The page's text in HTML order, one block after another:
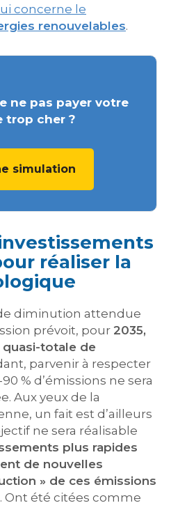
concerne le
renouvelables.
ne pas payer votre
trop cher ?
simulation
réaliser la
diminution attendue
prévoit, pour 2035,
totale de
parvenir à respecter
% d’émissions ne sera
Aux yeux de la
un fait est d’ailleurs
ne sera réalisable
plus rapides
de nouvelles
» de ces émissions
Ont été citées comme